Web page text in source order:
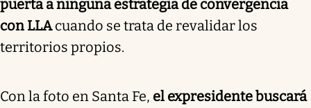
puerta a ninguna estrategia de convergencia
con LLAcuando se trata de revalidar los
territorios propios.
Con la foto en Santa Fe, el expresidente buscará